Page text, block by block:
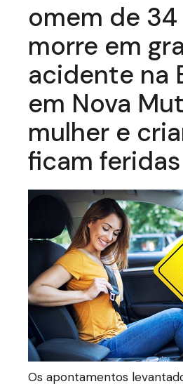
omem de
morre em
acidente na
em Nova
mulher e
ficam feridas
Os apontamentos